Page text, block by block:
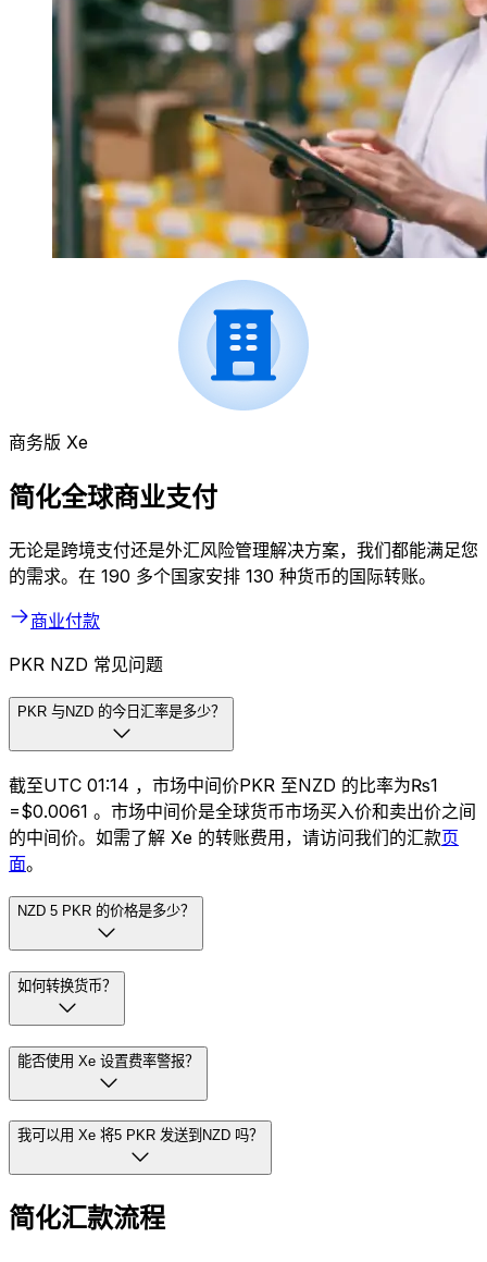
商务版 Xe
简化全球商业支付
无论是跨境支付还是外汇风险管理解决方案，我们都能满足您
的需求。在 190 多个国家安排 130 种货币的国际转账。
商业付款
PKR NZD 常见问题
PKR 与NZD 的今日汇率是多少？
截至UTC 01:14 ，市场中间价PKR 至NZD 的比率为₨1
=$0.0061 。市场中间价是全球货币市场买入价和卖出价之间
的中间价。如需了解 Xe 的转账费用，请访问我们的汇款页
面。
NZD 5 PKR 的价格是多少？
如何转换货币？
能否使用 Xe 设置费率警报？
我可以用 Xe 将5 PKR 发送到NZD 吗？
简化汇款流程